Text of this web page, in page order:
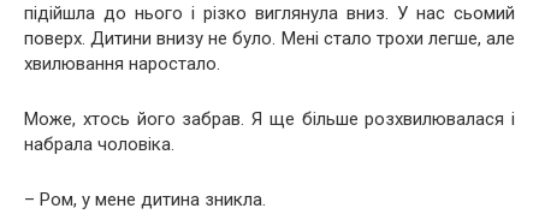
підійшла до нього і різко виглянула вниз. У нас сьомий
поверх. Дитини внизу не було. Мені стало трохи легше, але
хвилювання наростало.
Може, хтось його забрав. Я ще більше розхвилювалася і
набрала чоловіка.
– Ром, у мене дитина зникла.